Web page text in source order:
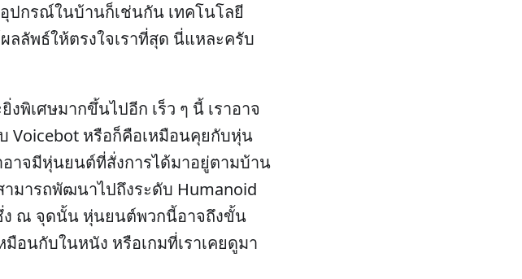
ปกรณ์ในบ้านก็เช่นกัน เทคโนโลยี
ลลัพธ์ให้ตรงใจเราที่สุด นี่แหละครับ
งพิเศษมากขึ้นไปอีก เร็ว ๆ นี้ เราอาจ
Voicebot หรือก็คือเหมือนคุยกับหุ่น
าจมีหุ่นยนต์ที่สั่งการได้มาอยู่ตามบ้าน
มารถพัฒนาไปถึงระดับ Humanoid
ณ จุดนั้น หุ่นยนต์พวกนี้อาจถึงขั้น
อนกับในหนัง หรือเกมที่เราเคยดูมา